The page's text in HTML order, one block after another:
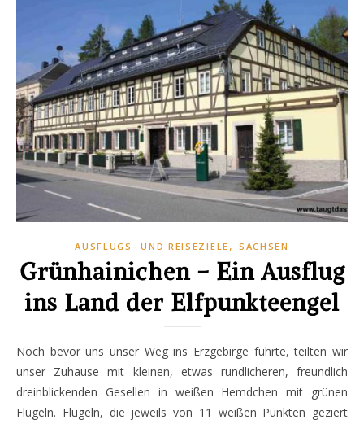
AUSFLUGS- UND REISEZIELE , SACHSEN
Grünhainichen – Ein Ausflug
ins Land der Elfpunkteengel
Noch bevor uns unser Weg ins Erzgebirge führte, teilten wir
unser Zuhause mit kleinen, etwas rundlicheren, freundlich
dreinblickenden Gesellen in weißen Hemdchen mit grünen
Flügeln. Flügeln, die jeweils von 11 weißen Punkten geziert